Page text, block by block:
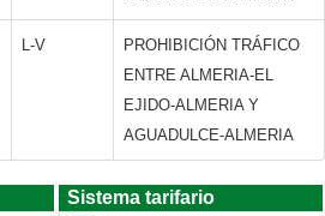
L-V
PROHIBICIÓN TRÁFICO
ENTRE ALMERIA-EL
EJIDO-ALMERIA Y
AGUADULCE-ALMERIA
Sistema tarifario